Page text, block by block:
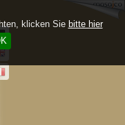
klicken Sie bitte hier